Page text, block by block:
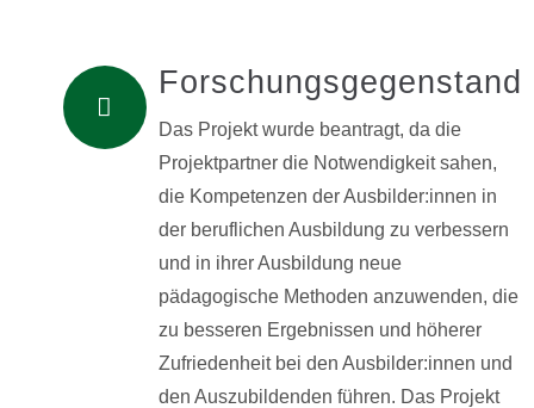
Forschungsgegenstand
Das Projekt wurde beantragt, da die
Projektpartner die Notwendigkeit sahen,
die Kompetenzen der Ausbilder:innen in
der beruflichen Ausbildung zu verbessern
und in ihrer Ausbildung neue
pädagogische Methoden anzuwenden, die
zu besseren Ergebnissen und höherer
Zufriedenheit bei den Ausbilder:innen und
den Auszubildenden führen. Das Projekt